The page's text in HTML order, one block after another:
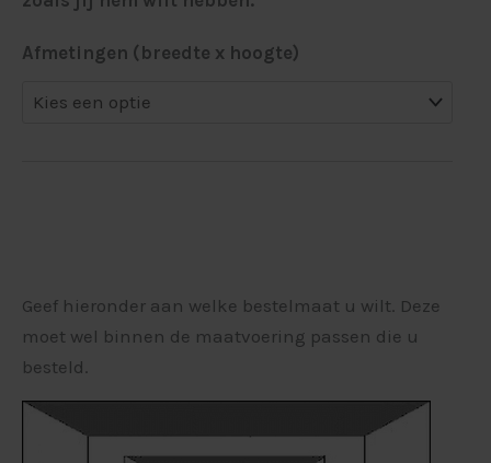
Afmetingen (breedte x hoogte)
Geef hieronder aan welke bestelmaat u wilt. Deze
moet wel binnen de maatvoering passen die u
besteld.